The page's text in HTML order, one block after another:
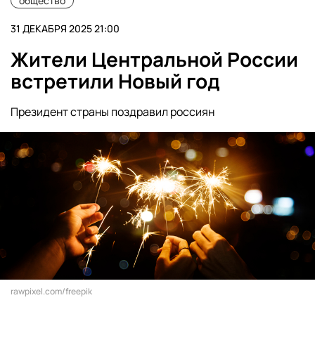
31 ДЕКАБРЯ 2025 21:00
Жители Центральной России
встретили Новый год
Президент страны поздравил россиян
rawpixel.com/freepik